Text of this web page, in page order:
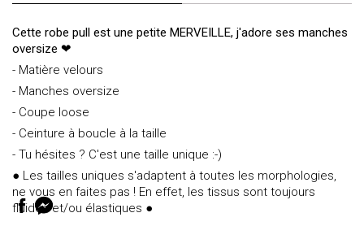
Cette robe pull est une petite MERVEILLE, j'adore ses manches
oversize ❤
- Matière velours
- Manches oversize
- Coupe loose
- Ceinture à boucle à la taille
- Tu hésites ? C'est une taille unique :-)
● Les tailles uniques s'adaptent à toutes les morphologies,
ne vous en faites pas ! En effet, les tissus sont toujours
fluides et/ou élastiques ●